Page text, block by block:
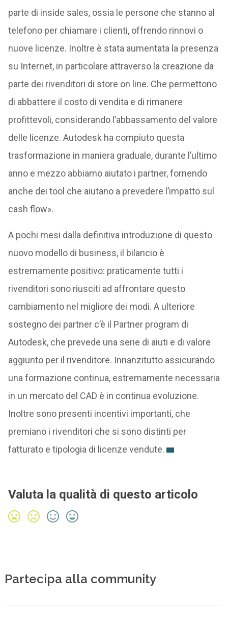
parte di inside sales, ossia le persone che stanno al
telefono per chiamare i clienti, offrendo rinnovi o
nuove licenze. Inoltre è stata aumentata la presenza
su Internet, in particolare attraverso la creazione da
parte dei rivenditori di store on line. Che permettono
di abbattere il costo di vendita e di rimanere
profittevoli, considerando l’abbassamento del valore
delle licenze. Autodesk ha compiuto questa
trasformazione in maniera graduale, durante l’ultimo
anno e mezzo abbiamo aiutato i partner, fornendo
anche dei tool che aiutano a prevedere l’impatto sul
cash flow».
A pochi mesi dalla definitiva introduzione di questo
nuovo modello di business, il bilancio è
estremamente positivo: praticamente tutti i
rivenditori sono riusciti ad affrontare questo
cambiamento nel migliore dei modi. A ulteriore
sostegno dei partner c’è il Partner program di
Autodesk, che prevede una serie di aiuti e di valore
aggiunto per il rivenditore. Innanzitutto assicurando
una formazione continua, estremamente necessaria
in un mercato del CAD è in continua evoluzione.
Inoltre sono presenti incentivi importanti, che
premiano i rivenditori che si sono distinti per
fatturato e tipologia di licenze vendute.
Valuta la qualità di questo articolo
Partecipa alla community